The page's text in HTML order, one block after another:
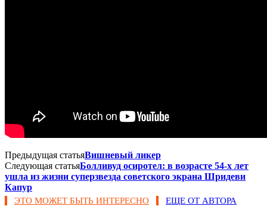
Предыдущая статьяВишневый ликер
Следующая статьяБолливуд осиротел: в возрасте 54-х лет
ушла из жизни суперзвезда советского экрана Шридеви
Капур
ЭТО МОЖЕТ БЫТЬ ИНТЕРЕСНО ЕЩЕ ОТ АВТОРА